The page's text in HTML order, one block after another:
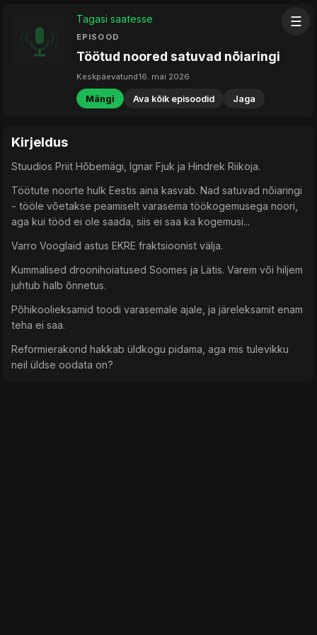
☰
Tagasi saatesse
EPISOOD
Töötud noored satuvad nõiaringi
Keskpäevatund16. mai 2026
Mängi Ava kõik episoodid Jaga
Kirjeldus
Stuudios Priit Hõbemägi, Ignar Fjuk ja Hindrek Riikoja.
Töötute noorte hulk Eestis aina kasvab. Nad satuvad nõiaringi
- tööle võetakse peamiselt varasema töökogemusega noori,
aga kui tööd ei ole saada, siis ei saa ka kogemusi...
Varro Vooglaid astus EKRE fraktsioonist välja.
Kummalised droonihoiatused Soomes ja Lätis. Varem või hiljem
juhtub halb õnnetus.
Põhikoolieksamid toodi varasemale ajale, ja järeleksamit enam
teha ei saa.
Reformierakond hakkab üldkogu pidama, aga mis tulevikku
neil üldse oodata on?